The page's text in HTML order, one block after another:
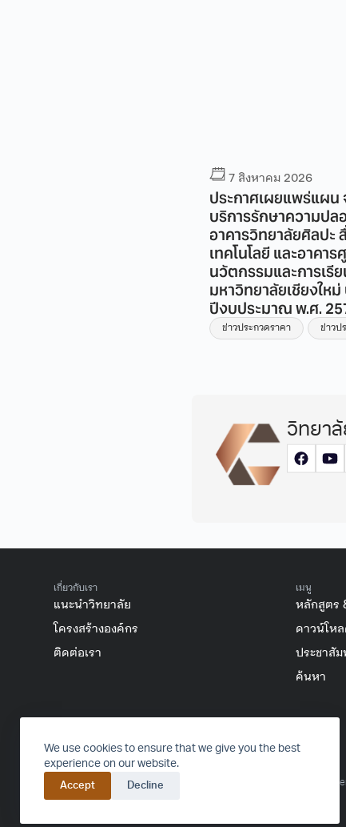
We use cookies to ensure that we give you the best
experience on our website.
Accept Decline
7 สิงหาคม 2026
ประกาศเผยแพร่แผน
บริการรักษาความปล
อาคารวิทยาลัยศิลปะ
เทคโนโลยี และอาคาร
นวัตกรรมและการเรี
มหาวิทยาลัยเชียงใหม่
ปีงบประมาณ พ.ศ.
ข่าวประกวดราคา ข่าวป
วิทยาลั
เกี่ยวกับเรา
แนะนำวิทยาลัย
โครงสร้างองค์กร
ติดต่อเรา
เมนู
หลักสูตร
ดาวน์โห
ประชาสั
ค้นหา
FACEBOOKINSTAGRAMYOUTUBE
© 2016-2024 College of Arts, Media and Technology – All rights